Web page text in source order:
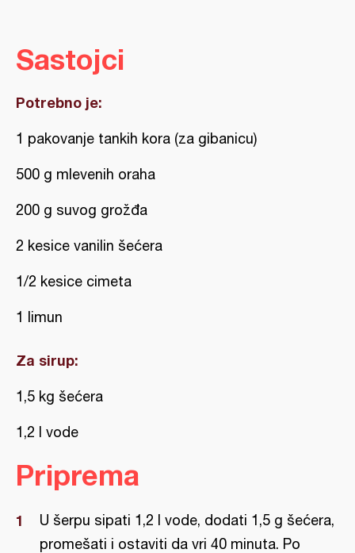
Sastojci
Potrebno je:
1 pakovanje tankih kora (za gibanicu)
500 g mlevenih oraha
200 g suvog grožđa
2 kesice vanilin šećera
1/2 kesice cimeta
1 limun
Za sirup:
1,5 kg šećera
1,2 l vode
Priprema
U šerpu sipati 1,2 l vode, dodati 1,5 g šećera,
promešati i ostaviti da vri 40 minuta. Po